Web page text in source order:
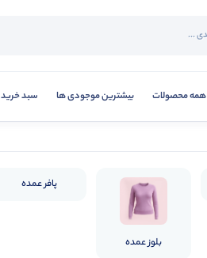
همه محصولات بیشترین موجودی ها سبد خرید
بلوز عمده
پافر عمده